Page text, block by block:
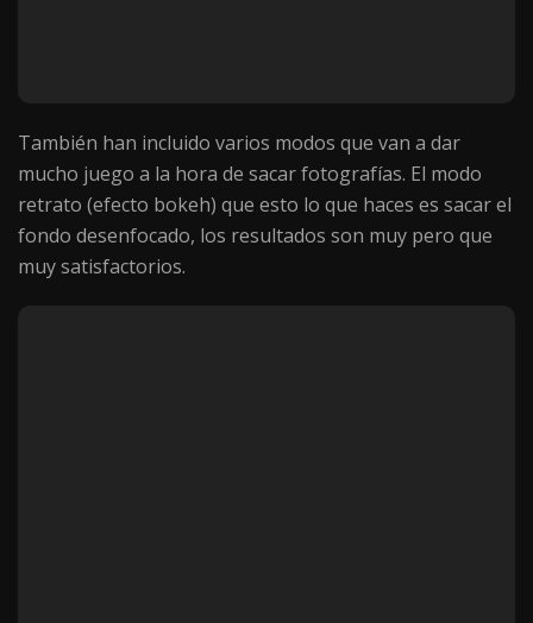
También han incluido varios modos que van a dar
mucho juego a la hora de sacar fotografías. El modo
retrato (efecto bokeh) que esto lo que haces es sacar el
fondo desenfocado, los resultados son muy pero que
muy satisfactorios.